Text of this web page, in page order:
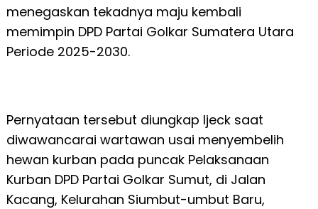
menegaskan tekadnya maju kembali
memimpin DPD Partai Golkar Sumatera Utara
Periode 2025-2030.
Pernyataan tersebut diungkap Ijeck saat
diwawancarai wartawan usai menyembelih
hewan kurban pada puncak Pelaksanaan
Kurban DPD Partai Golkar Sumut, di Jalan
Kacang, Kelurahan Siumbut-umbut Baru,